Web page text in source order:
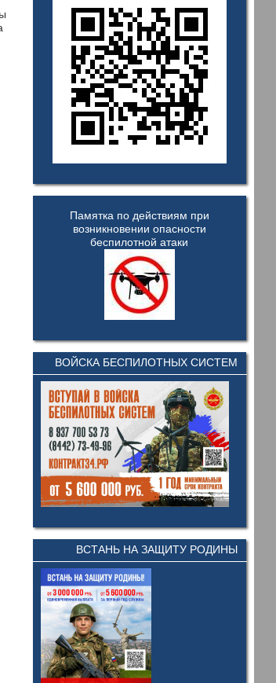
Памятка по действиям при
возникновении опасности
беспилотной атаки
ВОЙСКА БЕСПИЛОТНЫХ СИСТЕМ
ВСТАНЬ НА ЗАЩИТУ РОДИНЫ